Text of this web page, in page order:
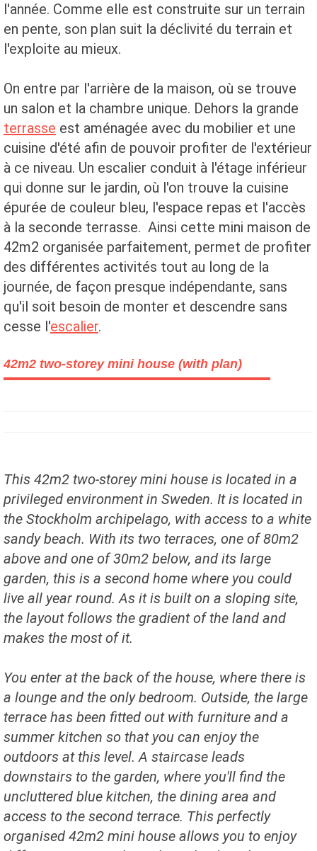
l'année. Comme elle est construite sur un terrain
en pente, son plan suit la déclivité du terrain et
l'exploite au mieux.
On entre par l'arrière de la maison, où se trouve
un salon et la chambre unique. Dehors la grande
terrasse est aménagée avec du mobilier et une
cuisine d'été afin de pouvoir profiter de l'extérieur
à ce niveau. Un escalier conduit à l'étage inférieur
qui donne sur le jardin, où l'on trouve la cuisine
épurée de couleur bleu, l'espace repas et l'accès
à la seconde terrasse. Ainsi cette mini maison de
42m2 organisée parfaitement, permet de profiter
des différentes activités tout au long de la
journée, de façon presque indépendante, sans
qu'il soit besoin de monter et descendre sans
cesse l'escalier.
42m2 two-storey mini house (with plan)
This 42m2 two-storey mini house is located in a
privileged environment in Sweden. It is located in
the Stockholm archipelago, with access to a white
sandy beach. With its two terraces, one of 80m2
above and one of 30m2 below, and its large
garden, this is a second home where you could
live all year round. As it is built on a sloping site,
the layout follows the gradient of the land and
makes the most of it.
You enter at the back of the house, where there is
a lounge and the only bedroom. Outside, the large
terrace has been fitted out with furniture and a
summer kitchen so that you can enjoy the
outdoors at this level. A staircase leads
downstairs to the garden, where you'll find the
uncluttered blue kitchen, the dining area and
access to the second terrace. This perfectly
organised 42m2 mini house allows you to enjoy